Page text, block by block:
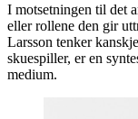
I motsetningen til det
eller rollene den gir
Larsson tenker
skuespiller, er en
medium.